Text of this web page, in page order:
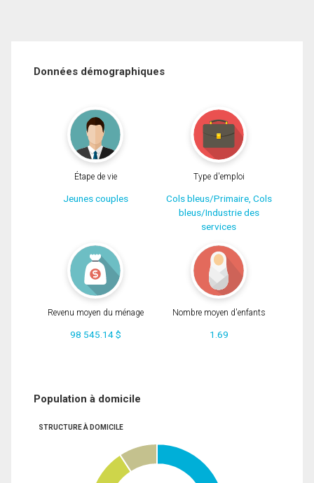
Données démographiques
Étape de vie
Jeunes couples
Type d'emploi
Cols bleus/Primaire, Cols
bleus/Industrie des
services
Revenu moyen du ménage
98 545.14 $
Nombre moyen d'enfants
1.69
Population à domicile
STRUCTURE À DOMICILE